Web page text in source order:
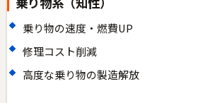
乗り物の速度・燃費UP
修理コスト削減
高度な乗り物の製造解放